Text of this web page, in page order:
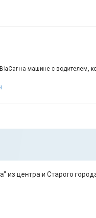
на машине с водителем,
из центра и Старого